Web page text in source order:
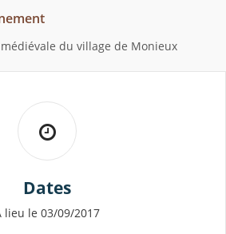
du village de Monieux
Dates
lieu le 03/09/2017